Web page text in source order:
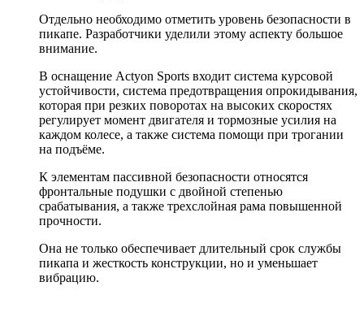
Отдельно необходимо отметить уровень безопасности в
пикапе. Разработчики уделили этому аспекту большое
внимание.
В оснащение Actyon Sports входит система курсовой
устойчивости, система предотвращения опрокидывания,
которая при резких поворотах на высоких скоростях
регулирует момент двигателя и тормозные усилия на
каждом колесе, а также система помощи при трогании
на подъёме.
К элементам пассивной безопасности относятся
фронтальные подушки с двойной степенью
срабатывания, а также трехслойная рама повышенной
прочности.
Она не только обеспечивает длительный срок службы
пикапа и жесткость конструкции, но и уменьшает
вибрацию.